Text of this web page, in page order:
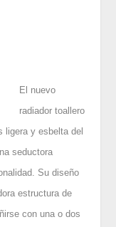
El nuevo
radiador toallero
ligera y esbelta del
seductora
Su diseño
estructura de
con una o dos